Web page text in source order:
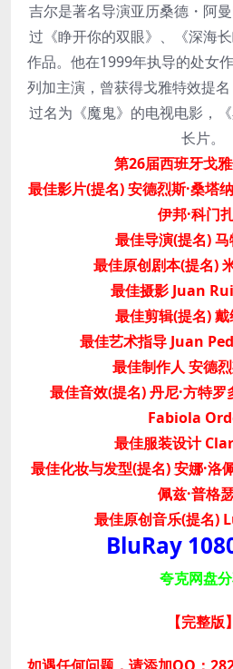
吉尔是著名导演亚历桑德・阿
过《睁开你的双眼》、《深海
作品。他在1999年执导的处女
列加主演，曾获得戈雅特效提
过名为《魔鬼》的电视电影，
长片。
第26届西班牙戈
最佳影片(提名) 安德烈斯·桑塔
伊邦·科门
最佳导演(提名) 马
最佳原创剧本(提名)
最佳摄影 Juan
最佳剪辑(提名) 戴
最佳艺术指导 Juan
最佳制作人 安德
最佳音效(提名) 丹尼·方特
Fabiola
最佳服装设计
最佳化妆与发型(提名) 安娜·洛
佩兹·普格
最佳原创音乐(提名)
BluRay
夸克网盘
【完整版】